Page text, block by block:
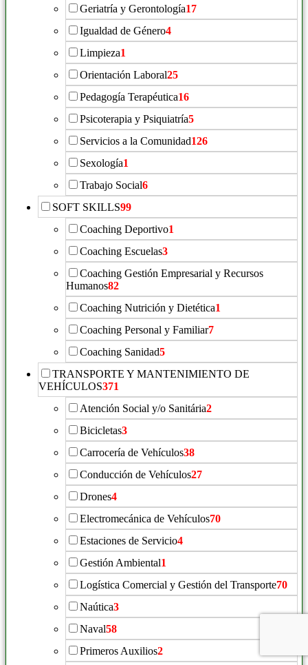
Geriatría y Gerontología17
Igualdad de Género4
Limpieza1
Orientación Laboral25
Pedagogía Terapéutica16
Psicoterapia y Psiquiatría5
Servicios a la Comunidad126
Sexología1
Trabajo Social6
SOFT SKILLS99
Coaching Deportivo1
Coaching Escuelas3
Coaching Gestión Empresarial y Recursos
Humanos82
Coaching Nutrición y Dietética1
Coaching Personal y Familiar7
Coaching Sanidad5
TRANSPORTE Y MANTENIMIENTO DE
VEHÍCULOS371
Atención Social y/o Sanitária2
Bicicletas3
Carrocería de Vehículos38
Conducción de Vehículos27
Drones4
Electromecánica de Vehículos70
Estaciones de Servicio4
Gestión Ambiental1
Logística Comercial y Gestión del Transporte70
Naútica3
Naval58
Primeros Auxilios2